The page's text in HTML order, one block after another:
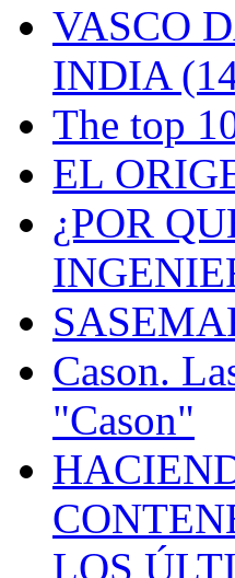
VASCO
INDIA
The top
EL
¿POR
Cason.
"Cason"
LOS